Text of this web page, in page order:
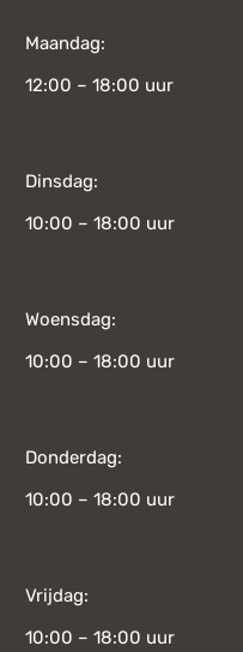
Maandag:
12:00 – 18:00 uur
Dinsdag:
10:00 – 18:00 uur
Woensdag:
10:00 – 18:00 uur
Donderdag:
10:00 – 18:00 uur
Vrijdag:
10:00 – 18:00 uur